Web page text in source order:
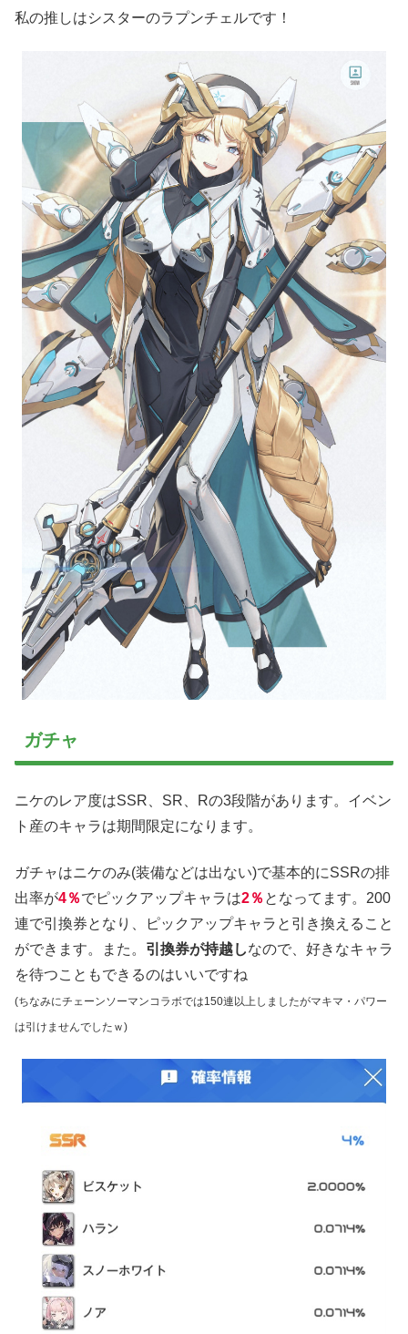
私の推しはシスターのラプンチェルです！
ガチャ
ニケのレア度はSSR、SR、Rの3段階があります。イベン
ト産のキャラは期間限定になります。
ガチャはニケのみ(装備などは出ない)で基本的にSSRの排
出率が4％でピックアップキャラは2％ となってます。200
連で引換券となり、ピックアップキャラと引き換えること
ができます。また。 引換券が持越しなので、好きなキャラ
を待つこともできるのはいいですね
(ちなみにチェーンソーマンコラボでは150連以上しましたがマキマ・パワー
は引けませんでしたｗ)